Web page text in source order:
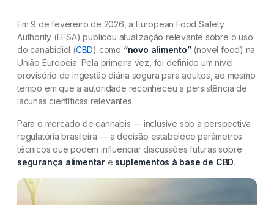
Em 9 de fevereiro de 2026, a European Food Safety
Authority (EFSA) publicou atualização relevante sobre o uso
do canabidiol (CBD) como “novo alimento”(novel food) na
União Europeia. Pela primeira vez, foi definido um nível
provisório de ingestão diária segura para adultos, ao mesmo
tempo em que a autoridade reconheceu a persistência de
lacunas científicas relevantes.
Para o mercado de cannabis — inclusive sob a perspectiva
regulatória brasileira — a decisão estabelece parâmetros
técnicos que podem influenciar discussões futuras sobre
segurança alimentar e suplementos à base de CBD.